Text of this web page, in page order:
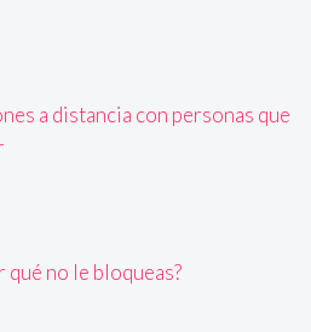
a distancia con personas que
no le bloqueas?